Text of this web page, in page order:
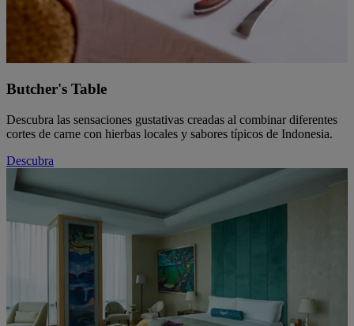
Butcher's Table
Descubra las sensaciones gustativas creadas al combinar diferentes
cortes de carne con hierbas locales y sabores típicos de Indonesia.
Descubra